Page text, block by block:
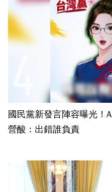
國民黨新發言陣容曝光！
營酸：出錯誰負責